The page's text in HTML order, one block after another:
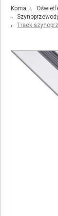
Koma
Track